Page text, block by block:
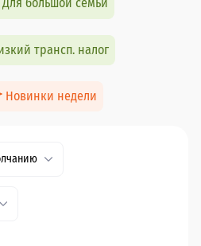
трансп. налог
Новинки недели